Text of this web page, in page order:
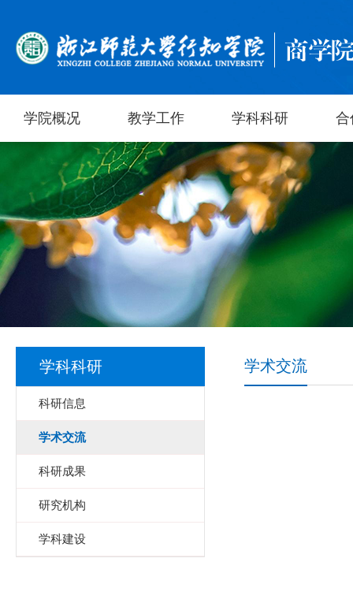
学院概况 教学工作 学科科研 合
学科科研
科研信息
学术交流
科研成果
研究机构
学科建设
学术交流